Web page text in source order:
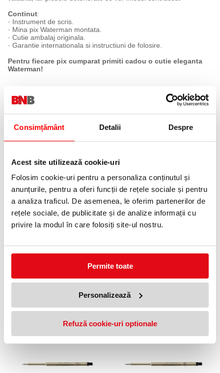
Consimțământ Detalii Despre
Acest site utilizează cookie-uri
Folosim cookie-uri pentru a personaliza conținutul și
anunțurile, pentru a oferi funcții de rețele sociale și pentru
a analiza traficul. De asemenea, le oferim partenerilor de
rețele sociale, de publicitate și de analize informații cu
privire la modul în care folosiți site-ul nostru.
Permite toate
Personalizează
Refuză cookie-uri optionale
Continut:
· Instrument de scris.
· Mina pix Waterman montata.
· Cutie ambalaj originala.
· Garantie internationala si instructiuni de folosire.
Pentru fiecare pix cumparat primiti cadou o cutie eleganta
Waterman!
ACCESORII